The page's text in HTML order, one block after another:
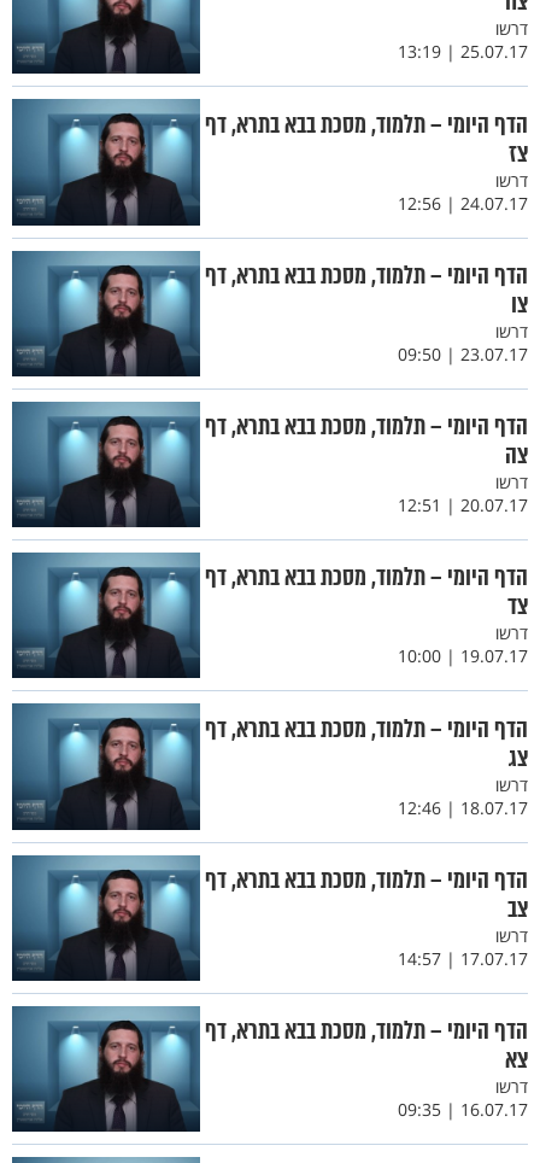
דרשו
25.07.17 | 13:19
הדף היומי – תלמוד, מסכת בבא בתרא, דף
צז
דרשו
24.07.17 | 12:56
הדף היומי – תלמוד, מסכת בבא בתרא, דף
צו
דרשו
23.07.17 | 09:50
הדף היומי – תלמוד, מסכת בבא בתרא, דף
צה
דרשו
20.07.17 | 12:51
הדף היומי – תלמוד, מסכת בבא בתרא, דף
צד
דרשו
19.07.17 | 10:00
הדף היומי – תלמוד, מסכת בבא בתרא, דף
צג
דרשו
18.07.17 | 12:46
הדף היומי – תלמוד, מסכת בבא בתרא, דף
צב
דרשו
17.07.17 | 14:57
הדף היומי – תלמוד, מסכת בבא בתרא, דף
צא
דרשו
16.07.17 | 09:35